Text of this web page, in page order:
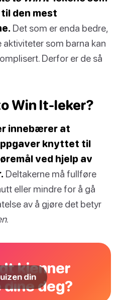
den mest
Det som er enda bedre,
aktiviteter som barna kan
Derfor er de så
Win It-leker?
innebærer at
knyttet til
ved hjelp av
Deltakerne må fullføre
eller mindre for å gå
av å gjøre det betyr
.
kjenner
deg?
din